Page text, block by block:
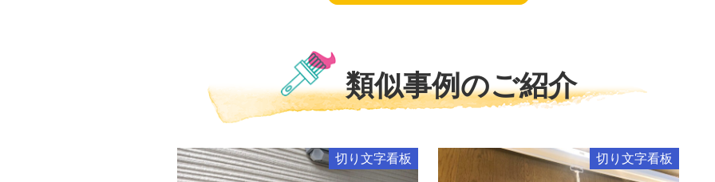
類似事例のご紹介
切り文字看板 切り文字看板